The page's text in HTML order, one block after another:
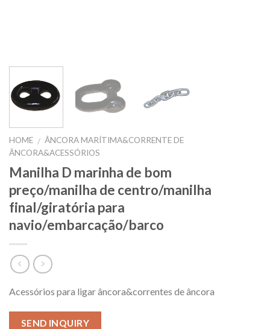
HOME / ÂNCORA MARÍTIMA&CORRENTE DE
ÂNCORA&ACESSÓRIOS
Manilha D marinha de bom
preço/manilha de centro/manilha
final/giratória para
navio/embarcação/barco
Acessórios para ligar âncora&correntes de âncora
SEND INQUIRY